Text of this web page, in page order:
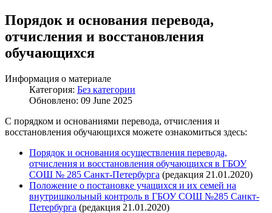
Порядок и основания перевода,
отчисления и восстановления
обучающихся
Информация о материале
Категория: Без категории
Обновлено: 09 June 2025
С порядком и основаниями перевода, отчисления и
восстановления обучающихся можете ознакомиться здесь:
Порядок и основания осуществления перевода,
отчисления и восстановления обучающихся в ГБОУ
СОШ № 285 Санкт-Петербурга (редакция 21.01.2020)
Положение о постановке учащихся и их семей на
внутришкольный контроль в ГБОУ СОШ №285 Санкт-
Петербурга (редакция 21.01.2020)